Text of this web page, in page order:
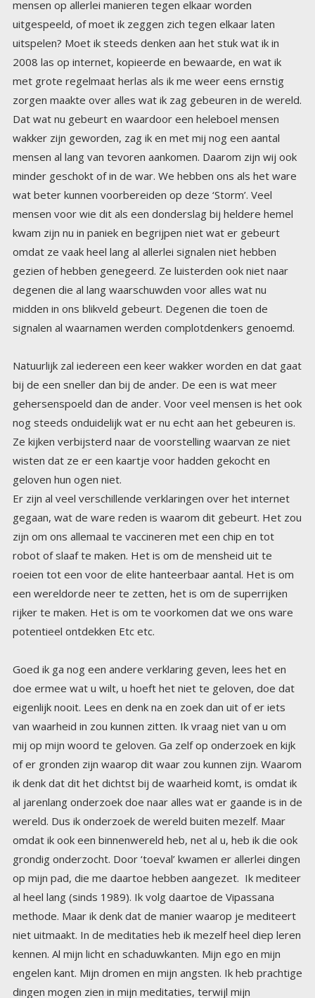
signalen al waarnamen werden complotdenkers genoemd.
Natuurlijk zal iedereen een keer wakker worden en dat gaat
bij de een sneller dan bij de ander. De een is wat meer
gehersenspoeld dan de ander. Voor veel mensen is het ook
nog steeds onduidelijk wat er nu echt aan het gebeuren is.
Ze kijken verbijsterd naar de voorstelling waarvan ze niet
wisten dat ze er een kaartje voor hadden gekocht en
geloven hun ogen niet.
Er zijn al veel verschillende verklaringen over het internet
gegaan, wat de ware reden is waarom dit gebeurt. Het zou
zijn om ons allemaal te vaccineren met een chip en tot
robot of slaaf te maken. Het is om de mensheid uit te
roeien tot een voor de elite hanteerbaar aantal. Het is om
een wereldorde neer te zetten, het is om de superrijken
rijker te maken. Het is om te voorkomen dat we ons ware
potentieel ontdekken Etc etc.
Goed ik ga nog een andere verklaring geven, lees het en
doe ermee wat u wilt, u hoeft het niet te geloven, doe dat
eigenlijk nooit. Lees en denk na en zoek dan uit of er iets
van waarheid in zou kunnen zitten. Ik vraag niet van u om
mij op mijn woord te geloven. Ga zelf op onderzoek en kijk
of er gronden zijn waarop dit waar zou kunnen zijn. Waarom
ik denk dat dit het dichtst bij de waarheid komt, is omdat ik
al jarenlang onderzoek doe naar alles wat er gaande is in de
wereld. Dus ik onderzoek de wereld buiten mezelf. Maar
omdat ik ook een binnenwereld heb, net al u, heb ik die ook
grondig onderzocht. Door ‘toeval’ kwamen er allerlei dingen
op mijn pad, die me daartoe hebben aangezet. Ik mediteer
al heel lang (sinds 1989). Ik volg daartoe de Vipassana
methode. Maar ik denk dat de manier waarop je mediteert
niet uitmaakt. In de meditaties heb ik mezelf heel diep leren
kennen. Al mijn licht en schaduwkanten. Mijn ego en mijn
engelen kant. Mijn dromen en mijn angsten. Ik heb prachtige
dingen mogen zien in mijn meditaties, terwijl mijn
‘buitenwereld’ op dat moment, hard akelig en
meedogenloos was. Waren mijn meditaties onvoorstelbaar
mooi en vredig, de ervaringen die ik had in de bovenwereld
waren dat zeker niet. Mediteren hielp me de moeilijke tijd
overleven. Na jaren mediteren (25 jaar) raakte ik plots in
mijn hart. Hoe is dat? Hoe kan dat? Ja dat valt eigenlijk
moeilijk te beschrijven. Ik had er al zo vaak over gelezen,
maar het lukte mij niet. Ik moest als het ware eerst een
barrière van prikkeldraad opruimen, die mijn hart
blokkeerde. Dat heb ik op allerlei mogelijke manieren
gedaan en ik had de moed dat het ooit zou lukken eigenlijk